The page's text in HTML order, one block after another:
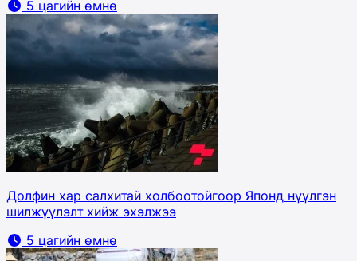
5 цагийн өмнө
Долфин хар салхитай холбоотойгоор Японд нүүлгэн
шилжүүлэлт хийж эхэлжээ
5 цагийн өмнө